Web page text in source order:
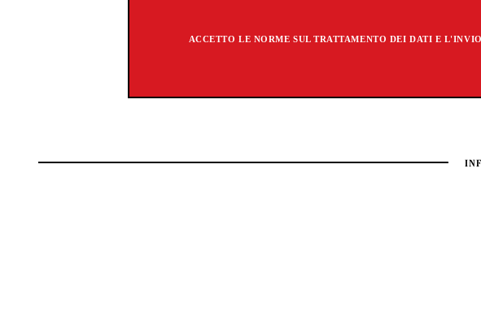
ACCETTO LE NORME SUL TRATTAMENTO DEI DATI E